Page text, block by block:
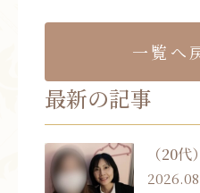
一覧へ
最新の記事
（20